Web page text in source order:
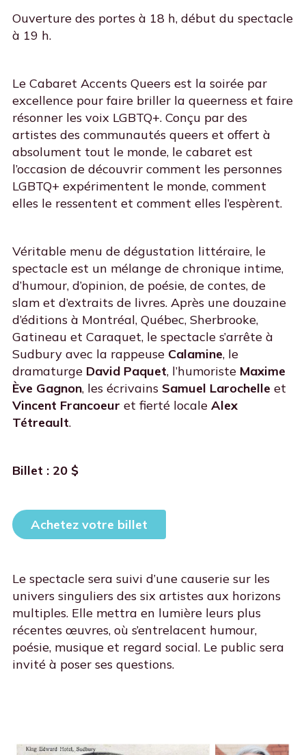
Ouverture des portes à 18 h, début du spectacle
à 19 h.
Le Cabaret Accents Queers est la soirée par
excellence pour faire briller la queerness et faire
résonner les voix LGBTQ+. Conçu par des
artistes des communautés queers et offert à
absolument tout le monde, le cabaret est
l’occasion de découvrir comment les personnes
LGBTQ+ expérimentent le monde, comment
elles le ressentent et comment elles l’espèrent.
Véritable menu de dégustation littéraire, le
spectacle est un mélange de chronique intime,
d’humour, d’opinion, de poésie, de contes, de
slam et d’extraits de livres. Après une douzaine
d’éditions à Montréal, Québec, Sherbrooke,
Gatineau et Caraquet, le spectacle s’arrête à
Sudbury avec la rappeuseCalamine, le
dramaturge David Paquet, l’humoriste Maxime
Ève Gagnon, les écrivains Samuel Larochelle et
Vincent Francoeur et fierté locale Alex
Tétreault.
Billet : 20 $
Achetez votre billet
Le spectacle sera suivi d’une causerie sur les
univers singuliers des six artistes aux horizons
multiples. Elle mettra en lumière leurs plus
récentes œuvres, où s’entrelacent humour,
poésie, musique et regard social. Le public sera
invité à poser ses questions.